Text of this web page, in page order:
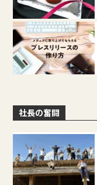
社長の奮闘